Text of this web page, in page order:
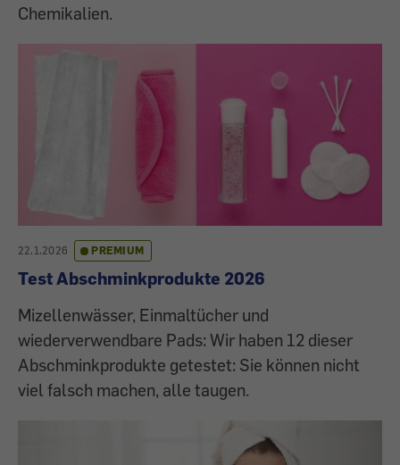
Chemikalien.
22.1.2026 PREMIUM
Test Abschminkprodukte 2026
Mizellenwässer, Einmaltücher und
wiederverwendbare Pads: Wir haben 12 dieser
Abschminkprodukte getestet: Sie können nicht
viel falsch machen, alle taugen.